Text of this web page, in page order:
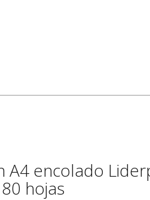
A4 encolado
hojas